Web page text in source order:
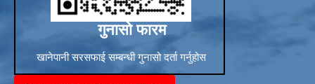
गुनासो फारम
खानेपानी सरसफाई सम्बन्धी गुनासो दर्ता गर्नुहोस